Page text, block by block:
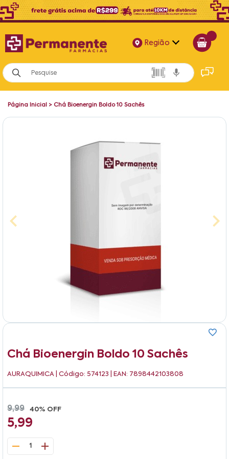
Região
Alagoas
Bahia
Página Inicial > Chá Bioenergin Boldo 10 Sachês
Chá Bioenergin Boldo 10 Sachês
AURAQUIMICA | Código: 574123 | EAN: 7898442103808
9,99 40% OFF
5,99
1